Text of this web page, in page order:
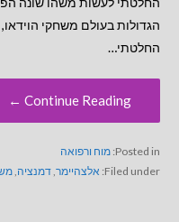
הגדולות בעולם משחקי
החלטתי…
Continue Reading ←
Posted in: מוח ורפואה
Filed under: אלצהיימר,דמנציה,